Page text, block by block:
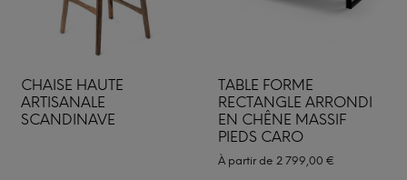
CHAISE HAUTE
ARTISANALE
SCANDINAVE
TABLE FORME
RECTANGLE ARRONDI
EN CHÊNE MASSIF
PIEDS CARO
À partir de 2 799,00 €